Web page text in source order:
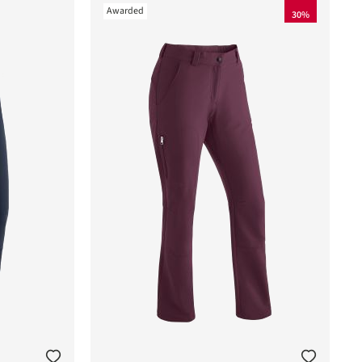
30%
Awarded